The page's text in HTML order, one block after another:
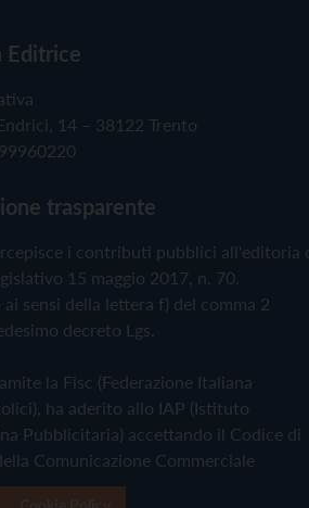
Editrice
14 – 38122 Trento
trasparente
i contributi pubblici all'editoria
15 maggio 2017, n. 70.
ai sensi della lettera f) del comma 2
decreto Lgs.
la Fisc (Federazione Italiana
ha aderito allo IAP (Istituto
Pubblicitaria) accettando il Codice di
Comunicazione Commerciale